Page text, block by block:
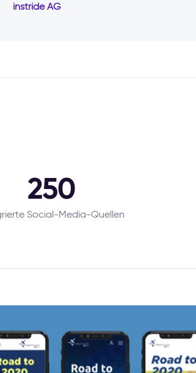
instride AG
250
Social-Media-Quellen